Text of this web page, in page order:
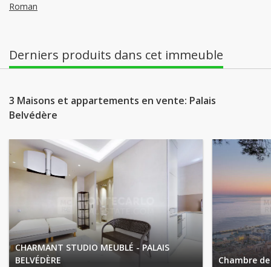
Roman
Derniers produits dans cet immeuble
3 Maisons et appartements en vente: Palais
Belvédère
CHARMANT STUDIO MEUBLÉ - PALAIS
BELVÉDÈRE
Chambre